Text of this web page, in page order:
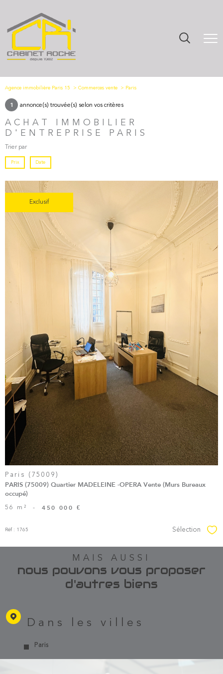
Agence immobilière Paris 15 Commerces vente Paris
1 annonce(s) trouvée(s) selon vos critères
ACHAT IMMOBILIER
D'ENTREPRISE PARIS
Trier par
Prix Date
Exclusif
Voir le
Bien
Paris (75009)
PARIS (75009) Quartier MADELEINE -OPERA Vente (Murs Bureaux
occupé)
56 m² - 450 000 €
Réf : 1765 Sélection
MAIS AUSSI
nous pouvons vous proposer
d'autres biens
Dans les villes
Paris